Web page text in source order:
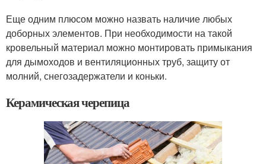
Еще одним плюсом можно назвать наличие любых
доборных элементов. При необходимости на такой
кровельный материал можно монтировать примыкания
для дымоходов и вентиляционных труб, защиту от
молний, снегозадержатели и коньки.
Керамическая черепица